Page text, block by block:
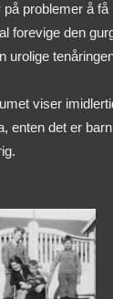
problemer å
forevige den
urolige
viser
enten det er